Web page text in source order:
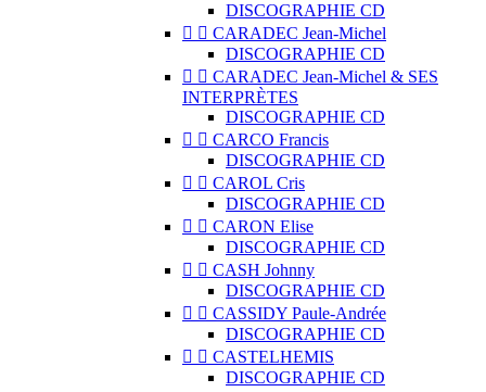
DISCOGRAPHIE CD
  CARADEC Jean-Michel
DISCOGRAPHIE CD
  CARADEC Jean-Michel & SES
INTERPRÈTES
DISCOGRAPHIE CD
  CARCO Francis
DISCOGRAPHIE CD
  CAROL Cris
DISCOGRAPHIE CD
  CARON Elise
DISCOGRAPHIE CD
  CASH Johnny
DISCOGRAPHIE CD
  CASSIDY Paule-Andrée
DISCOGRAPHIE CD
  CASTELHEMIS
DISCOGRAPHIE CD